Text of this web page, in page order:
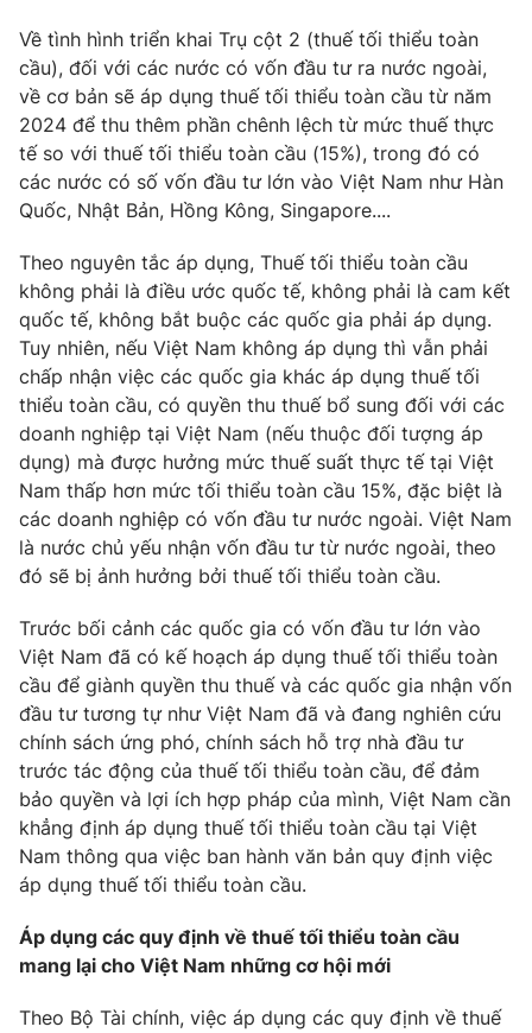
VTV9 VTV8
Liên hệ tòa soạn English
Theo dõi báo trên
Cơ quan chủ quản:Đài Truyền hình Việt Nam
Cơ quan báo chí: Thời báo VTV
Giấy phép hoạt động báo in và báo điện tử số 483/GP-BTTTT
cấp ngày 29/12/2023
Tổng Biên tập:Vũ Thanh Thủy
Phó Tổng Biên tập:Nguyễn Thị Mỹ Hạnh, Phạm Quốc Thắng,
Nguyễn Trọng Ninh
Tổng đài VTV: 024.38 355 931 - 024.38 355 932
Ðiện thoại Thời báo VTV:024.66 897 897
Email:toasoan@vtv.vn
Liên hệ quảng cáo:024-7300.7108
® Cấm sao chép dưới mọi hình thức nếu không có sự chấp
Về tình hình triển khai Trụ cột 2 (thuế tối thiểu toàn
cầu), đối với các nước có vốn đầu tư ra nước ngoài,
về cơ bản sẽ áp dụng thuế tối thiểu toàn cầu từ năm
2024 để thu thêm phần chênh lệch từ mức thuế thực
tế so với thuế tối thiểu toàn cầu (15%), trong đó có
các nước có số vốn đầu tư lớn vào Việt Nam như Hàn
Quốc, Nhật Bản, Hồng Kông, Singapore....
Theo nguyên tắc áp dụng, Thuế tối thiểu toàn cầu
không phải là điều ước quốc tế, không phải là cam kết
quốc tế, không bắt buộc các quốc gia phải áp dụng.
Tuy nhiên, nếu Việt Nam không áp dụng thì vẫn phải
chấp nhận việc các quốc gia khác áp dụng thuế tối
thiểu toàn cầu, có quyền thu thuế bổ sung đối với các
doanh nghiệp tại Việt Nam (nếu thuộc đối tượng áp
dụng) mà được hưởng mức thuế suất thực tế tại Việt
Nam thấp hơn mức tối thiểu toàn cầu 15%, đặc biệt là
các doanh nghiệp có vốn đầu tư nước ngoài. Việt Nam
là nước chủ yếu nhận vốn đầu tư từ nước ngoài, theo
đó sẽ bị ảnh hưởng bởi thuế tối thiểu toàn cầu.
Trước bối cảnh các quốc gia có vốn đầu tư lớn vào
Việt Nam đã có kế hoạch áp dụng thuế tối thiểu toàn
cầu để giành quyền thu thuế và các quốc gia nhận vốn
đầu tư tương tự như Việt Nam đã và đang nghiên cứu
chính sách ứng phó, chính sách hỗ trợ nhà đầu tư
trước tác động của thuế tối thiểu toàn cầu, để đảm
bảo quyền và lợi ích hợp pháp của mình, Việt Nam cần
khẳng định áp dụng thuế tối thiểu toàn cầu tại Việt
Nam thông qua việc ban hành văn bản quy định việc
áp dụng thuế tối thiểu toàn cầu.
Áp dụng các quy định về thuế tối thiểu toàn cầu
mang lại cho Việt Nam những cơ hội mới
Theo Bộ Tài chính, việc áp dụng các quy định về thuế